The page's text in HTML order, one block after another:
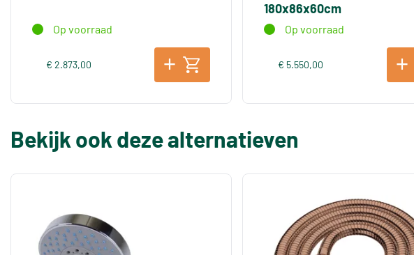
Op voorraad
€ 2.873,00
180x86x60cm
Op voorraad
€ 5.550,00
Bekijk ook deze alternatieven